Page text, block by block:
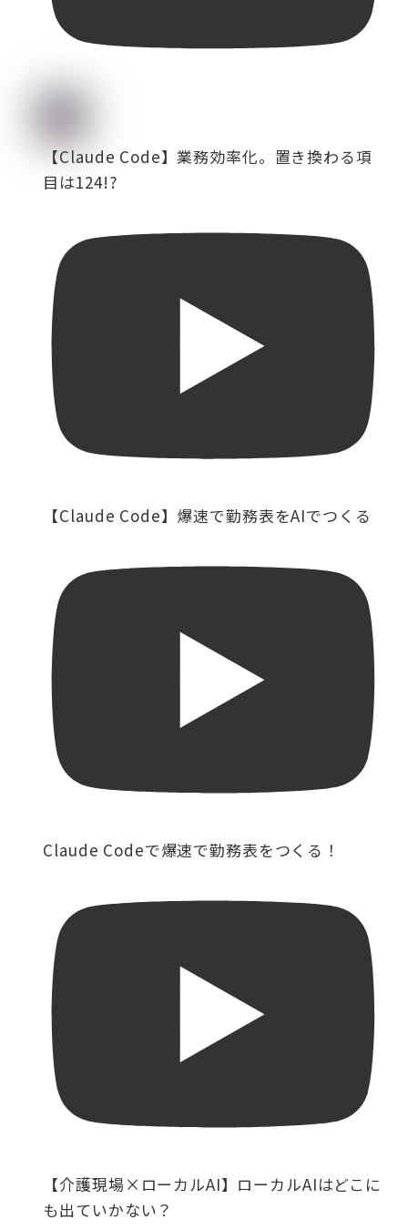
【Claude Code】業務効率化。置き換わる項
目は124!?
【Claude Code】爆速で勤務表をAIでつくる
Claude Codeで爆速で勤務表をつくる！
【介護現場×ローカルAI】ローカルAIはどこに
も出ていかない？